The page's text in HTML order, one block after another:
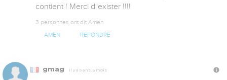
contient ! Merci d"exister !!!!
3 personnes ont dit Amen
AMEN RÉPONDRE
gmag Il y a 5 ans, 5 mois